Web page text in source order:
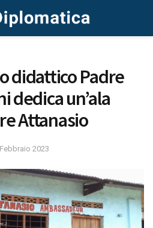
didattico Padre
dedica un’ala
Attanasio
2023